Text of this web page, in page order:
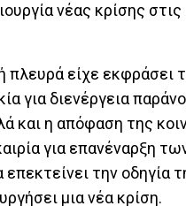
νέας κρίσης
είχε εκφράσει
για διενέργεια
και η απόφαση της
για επανέναρξη
την οδηγία
μια νέα κρίση.